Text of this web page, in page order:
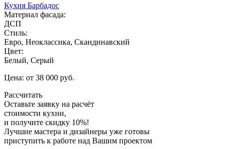
Кухня Барбадос
Материал фасада:
ДСП
Стиль:
Евро, Неоклассика, Скандинавский
Цвет:
Белый, Серый
Цена: от 38 000 руб.
Рассчитать
Оставьте заявку на расчёт
стоимости кухни,
и получите скидку 10%!
Лучшие мастера и дизайнеры уже готовы
приступить к работе над Вашим проектом